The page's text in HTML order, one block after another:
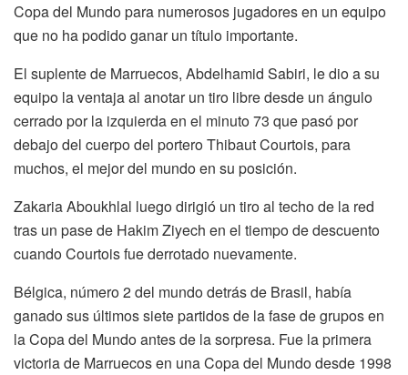
Copa del Mundo para numerosos jugadores en un equipo
que no ha podido ganar un título importante.
El suplente de Marruecos, Abdelhamid Sabiri, le dio a su
equipo la ventaja al anotar un tiro libre desde un ángulo
cerrado por la izquierda en el minuto 73 que pasó por
debajo del cuerpo del portero Thibaut Courtois, para
muchos, el mejor del mundo en su posición.
Zakaria Aboukhlal luego dirigió un tiro al techo de la red
tras un pase de Hakim Ziyech en el tiempo de descuento
cuando Courtois fue derrotado nuevamente.
Bélgica, número 2 del mundo detrás de Brasil, había
ganado sus últimos siete partidos de la fase de grupos en
la Copa del Mundo antes de la sorpresa. Fue la primera
victoria de Marruecos en una Copa del Mundo desde 1998